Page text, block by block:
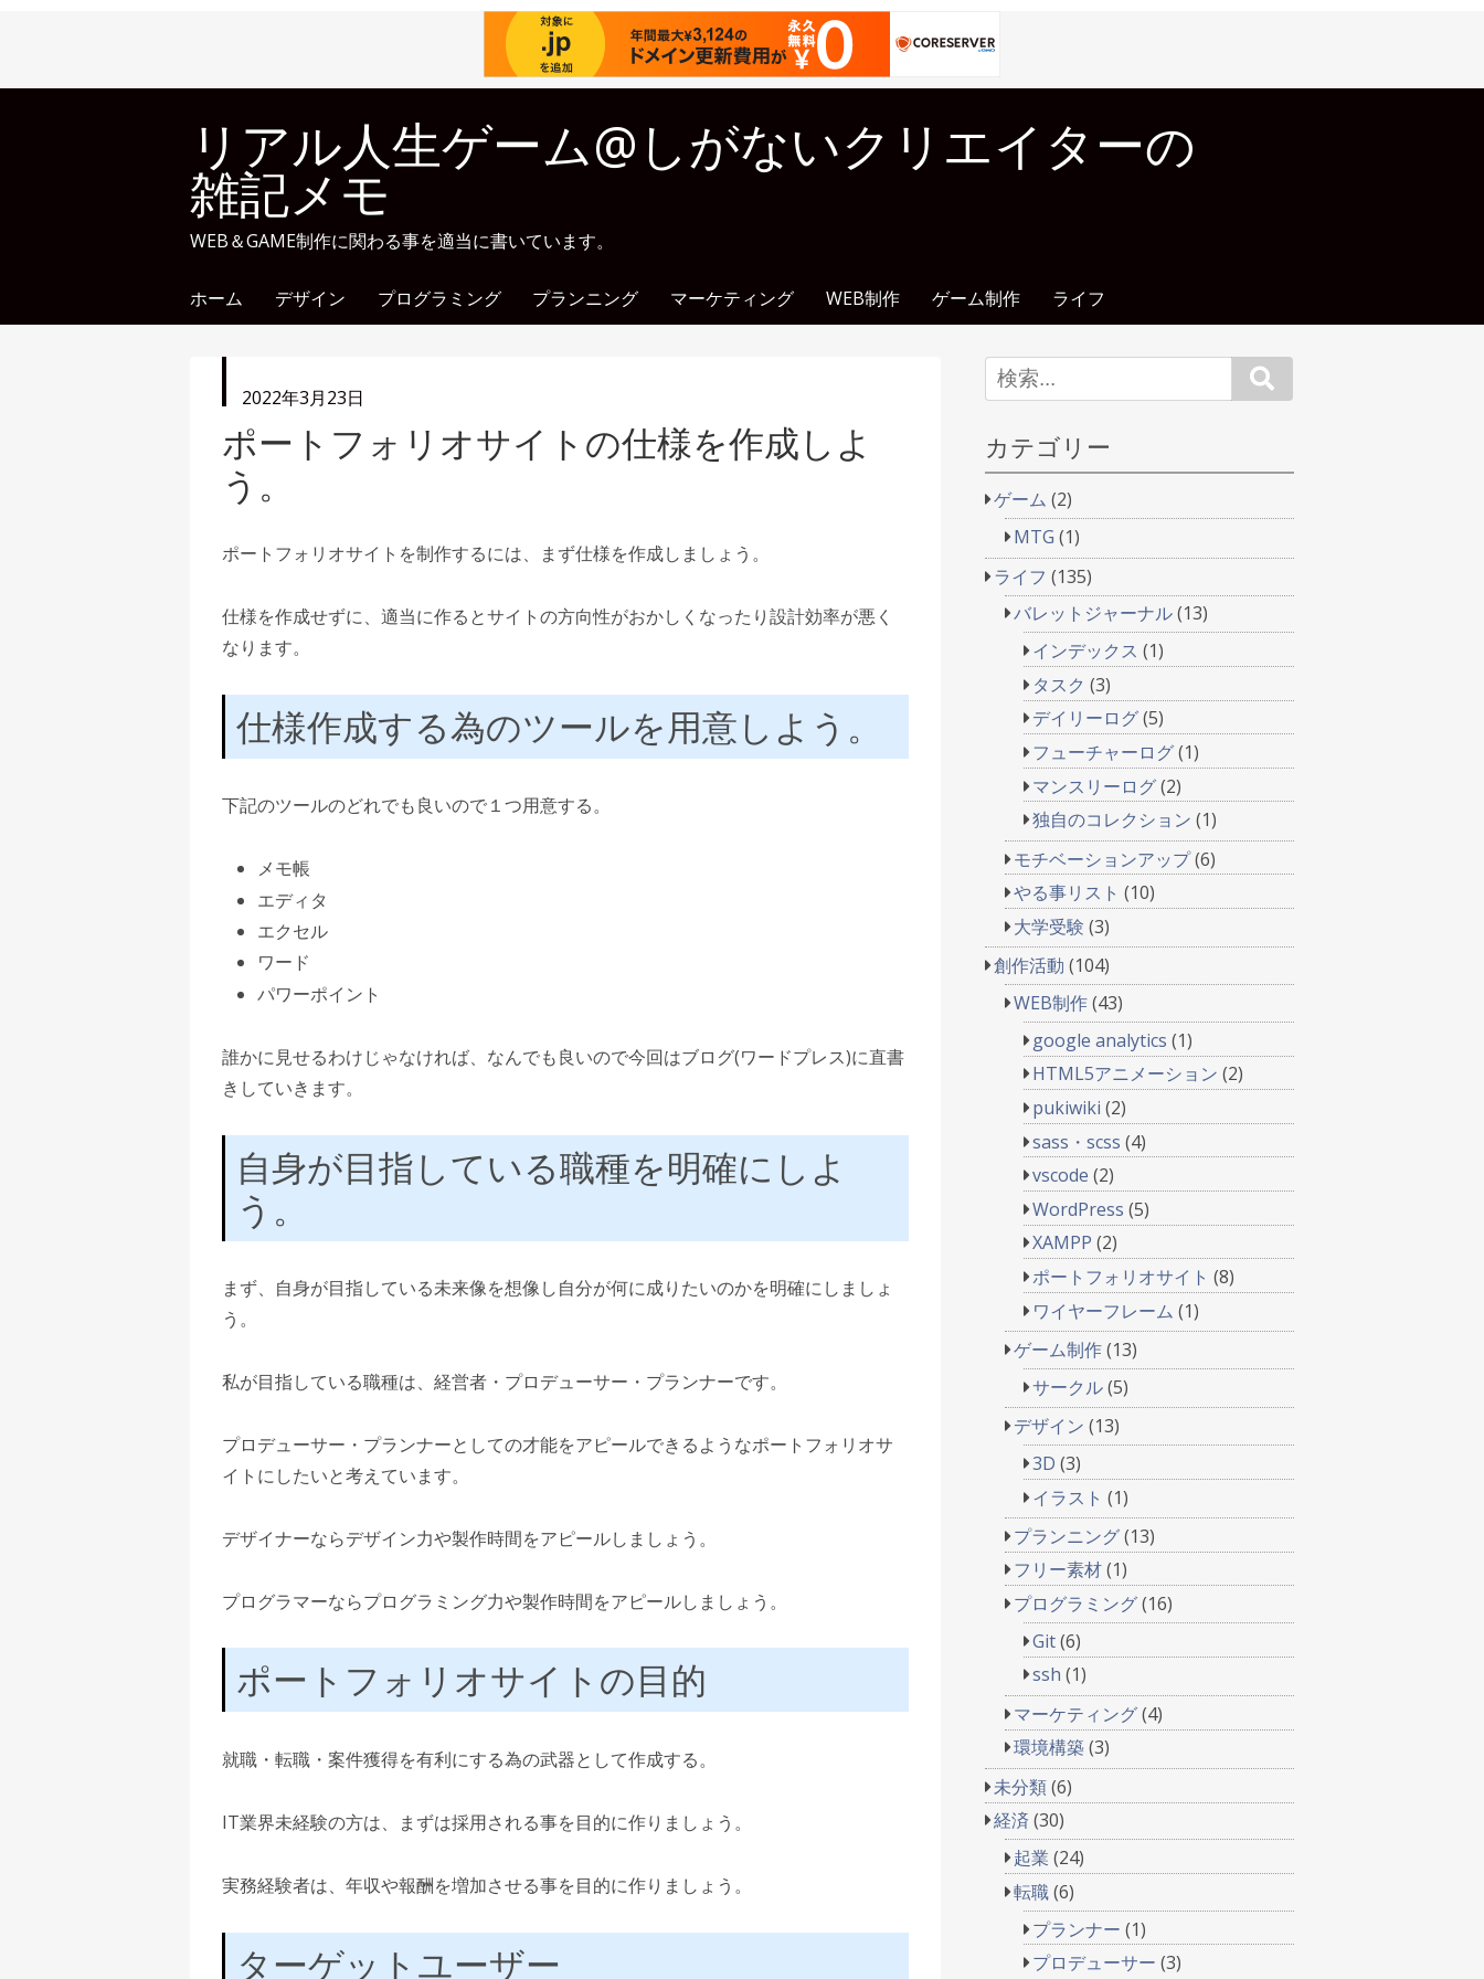
リアル人生ゲーム@しがないクリエイターの
雑記メモ
WEB＆GAME制作に関わる事を適当に書いています。
ホーム デザイン プログラミング プランニング マーケティング WEB制作 ゲーム制作 ライフ
投
日
2022年3月23日
ポートフォリオサイトの仕様を作成しよ
う。
ポートフォリオサイトを制作するには、まず仕様を作成しましょう。
仕様を作成せずに、適当に作るとサイトの方向性がおかしくなったり設計効率が悪く
なります。
仕様作成する為のツールを用意しよう。
下記のツールのどれでも良いので１つ用意する。
メモ帳
エディタ
エクセル
ワード
パワーポイント
誰かに見せるわけじゃなければ、なんでも良いので今回はブログ(ワードプレス)に直書
きしていきます。
自身が目指している職種を明確にしよ
う。
まず、自身が目指している未来像を想像し自分が何に成りたいのかを明確にしましょ
う。
私が目指している職種は、経営者・プロデューサー・プランナーです。
プロデューサー・プランナーとしての才能をアピールできるようなポートフォリオサ
イトにしたいと考えています。
デザイナーならデザイン力や製作時間をアピールしましょう。
プログラマーならプログラミング力や製作時間をアピールしましょう。
ポートフォリオサイトの目的
就職・転職・案件獲得を有利にする為の武器として作成する。
IT業界未経験の方は、まずは採用される事を目的に作りましょう。
実務経験者は、年収や報酬を増加させる事を目的に作りましょう。
ターゲットユーザー
カテゴリー
ゲーム (2)
MTG (1)
ライフ (135)
バレットジャーナル(13)
インデックス (1)
タスク (3)
デイリーログ(5)
フューチャーログ(1)
マンスリーログ(2)
独自のコレクション (1)
モチベーションアップ(6)
やる事リスト (10)
大学受験 (3)
創作活動 (104)
WEB制作(43)
google analytics (1)
HTML5アニメーション (2)
pukiwiki (2)
sass・scss (4)
vscode (2)
WordPress (5)
XAMPP (2)
ポートフォリオサイト (8)
ワイヤーフレーム (1)
ゲーム制作(13)
サークル(5)
デザイン (13)
3D (3)
イラスト (1)
プランニング(13)
フリー素材(1)
プログラミング(16)
Git(6)
ssh (1)
マーケティング(4)
環境構築(3)
未分類(6)
経済 (30)
起業 (24)
転職(6)
プランナー (1)
プロデューサー (3)